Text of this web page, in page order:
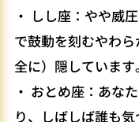
・ しし座：やや威
で鼓動を刻むやわ
全に）隠しています。
・ おとめ座：あな
り、しばしば誰も